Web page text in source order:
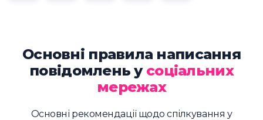
Основні правила написання
повідомлень у соціальних
мережах
Основні рекомендації щодо спілкування у